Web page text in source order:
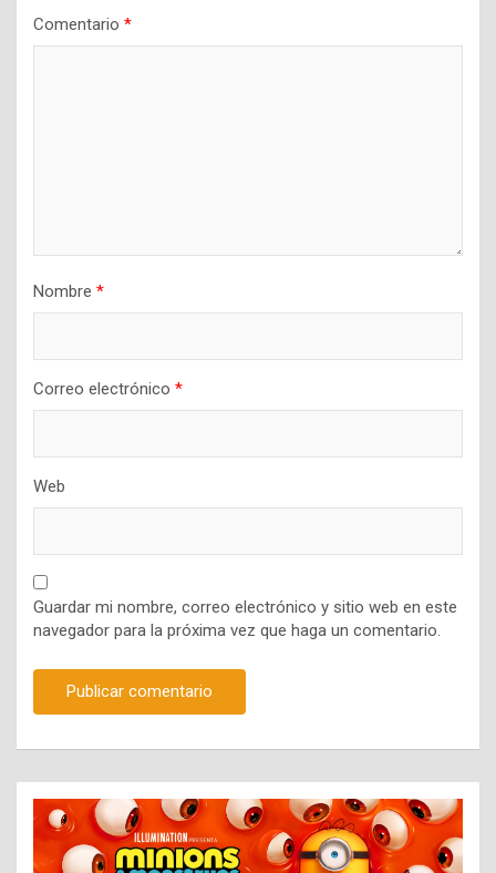
Comentario *
Nombre *
Correo electrónico *
Web
Guardar mi nombre, correo electrónico y sitio web en este
navegador para la próxima vez que haga un comentario.